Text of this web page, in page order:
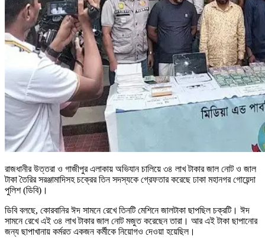
রাজধানীর উত্তরা ও গাজীপুর এলাকায় অভিযান চালিয়ে ৩৪ লাখ টাকার জাল নোট ও জাল
টাকা তৈরির সরঞ্জামাদিসহ চক্রের তিন সদস্যকে গ্রেফতার করেছে ঢাকা মহানগর গোয়েন্দা
পুলিশ (ডিবি)।
ডিবি বলছে, কোরবানির ঈদ সামনে রেখে তিনটি মেশিনে জালটাকা ছাপছিল চক্রটি। ঈদ
সামনে রেখে এই ৩৪ লাখ টাকার জাল নোট মজুত করেছেন তারা। আর এই টাকা ছাপানোর
জন্য ছাপাখানায় কর্মরত একজন কর্মীকে নিয়োগও দেওয়া হয়েছিল।